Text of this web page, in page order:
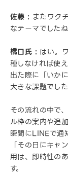
佐藤 : またワク
なテーマでしたね
橋口氏 : はい。
種しなければ使
出た際に「いか
大きな課題でした
その流れの中で
ル枠の案内や追
瞬間にLINEで通
「その日にキャ
用は、即時性の
す。